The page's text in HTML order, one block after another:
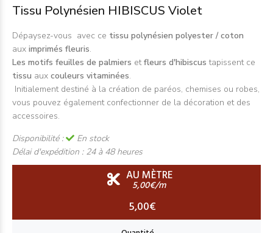
Tissu Polynésien HIBISCUS Violet
Dépaysez-vous avec ce tissu polynésien polyester / coton
aux imprimés fleuris.
Les motifs feuilles de palmiers etfleurs d'hibiscustapissent ce
tissu aux couleurs vitaminées.
Initialement destiné à la création de paréos, chemises ou robes,
vous pouvez également confectionner de la décoration et des
accessoires.
Disponibilité :
En stock
Délai d'expédition : 24 à 48 heures
AU MÈTRE
5,00€/m
5,00€